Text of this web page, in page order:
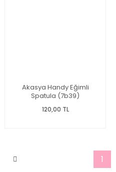
Akasya Handy Eğimli
Spatula (7b39)
120,00 TL
1